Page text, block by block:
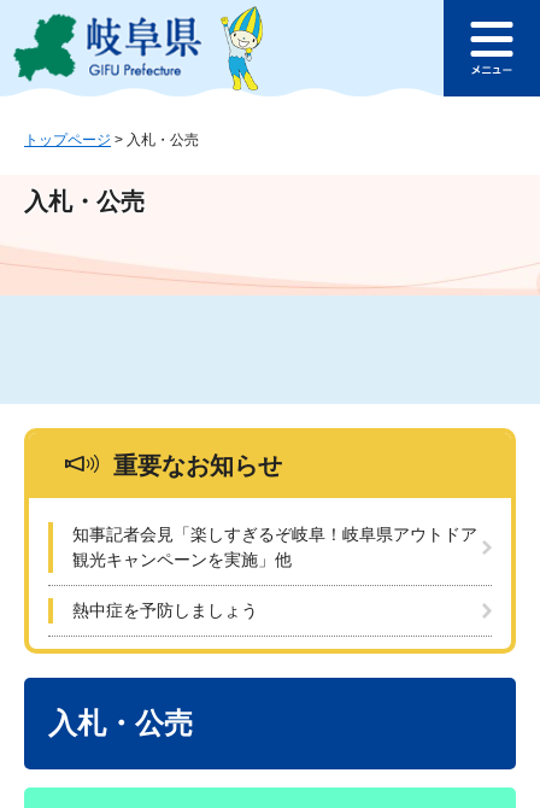
ジ
ュ
文
このページの本文へ
ュ
トップページ > 入札・公売
入札・公売
重要なお知らせ
知事記者会見「楽しすぎるぞ岐阜！岐阜県アウトドア
観光キャンペーンを実施」他
熱中症を予防しましょう
入札・公売